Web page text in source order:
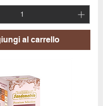
al carrello